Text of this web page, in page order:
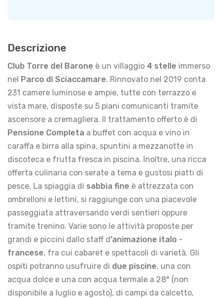
Descrizione
Club Torre del Barone è un villaggio 4 stelle immerso
nel Parco di Sciaccamare. Rinnovato nel 2019 conta
231 camere luminose e ampie, tutte con terrazzo e
vista mare, disposte su 5 piani comunicanti tramite
ascensore a cremagliera. Il trattamento offerto è di
Pensione Completa a buffet con acqua e vino in
caraffa e birra alla spina, spuntini a mezzanotte in
discoteca e frutta fresca in piscina. Inoltre, una ricca
offerta culinaria con serate a tema e gustosi piatti di
pesce. La spiaggia di sabbia fine è attrezzata con
ombrelloni e lettini, si raggiunge con una piacevole
passeggiata attraversando verdi sentieri oppure
tramite trenino. Varie sono le attività proposte per
grandi e piccini dallo staff d’animazione italo -
francese, fra cui cabaret e spettacoli di varietà. Gli
ospiti potranno usufruire di due piscine, una con
acqua dolce e una con acqua termale a 28° (non
disponibile a luglio e agosto), di campi da calcetto,